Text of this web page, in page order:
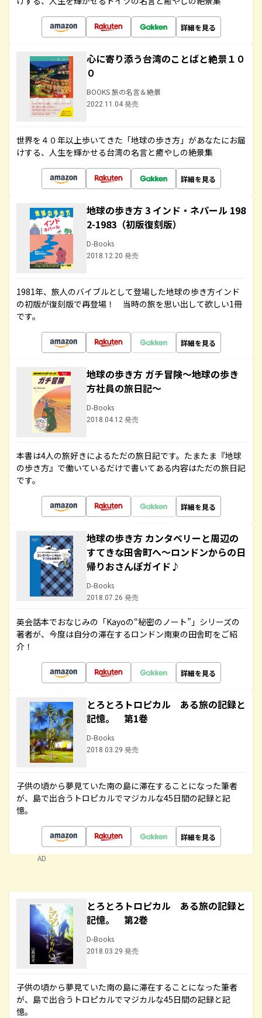
詳細を見る
心に寄り添う台湾のことばと絶景１０
０
BOOKS 旅の名言＆絶景
2022.11.04 発売
世界を４０年以上歩いてきた「地球の歩き方」があなたにお届
けする、人生を輝かせる台湾の名言と癒やしの絶景集
詳細を見る
地球の歩き方 3 インド・ネパール 198
2-1983（初版復刻版）
D-Books
2018.12.20 発売
1981年、旅人のバイブルとして登場した地球の歩き方インド
の初版が復刻版で再登場！ 当時の旅を思い出して欲しい1冊
です。
詳細を見る
地球の歩き方 ガチ冒険～地球の歩き
方社員の旅日記～
D-Books
2018.04.12 発売
本書は4人の旅好きによるただの旅日記です。たまたま『地球
の歩き方』で働いているだけで書いてある内容はただの旅日記
です。
詳細を見る
地球の歩き方 カンタベリーと周辺の
すてきな田舎町へ～ロンドンからの日
帰りおさんぽガイド♪
D-Books
2018.07.26 発売
英会話本でおなじみの「Kayoの“秘密のノート”」シリーズの
著者が、今度は自分の滞在するロンドン南東の田舎町をご紹
介！
詳細を見る
とろとろトロピカル ある旅の記録と
記憶。 第1巻
D-Books
2018.03.29 発売
子供の頃から夢見ていた南の島に滞在することになった筆者
が、島で出合うトロピカルでマジカルな45日間の記録と記
憶。
詳細を見る
AD
とろとろトロピカル ある旅の記録と
記憶。 第2巻
D-Books
2018.03.29 発売
子供の頃から夢見ていた南の島に滞在することになった筆者
が、島で出合うトロピカルでマジカルな45日間の記録と記
憶。